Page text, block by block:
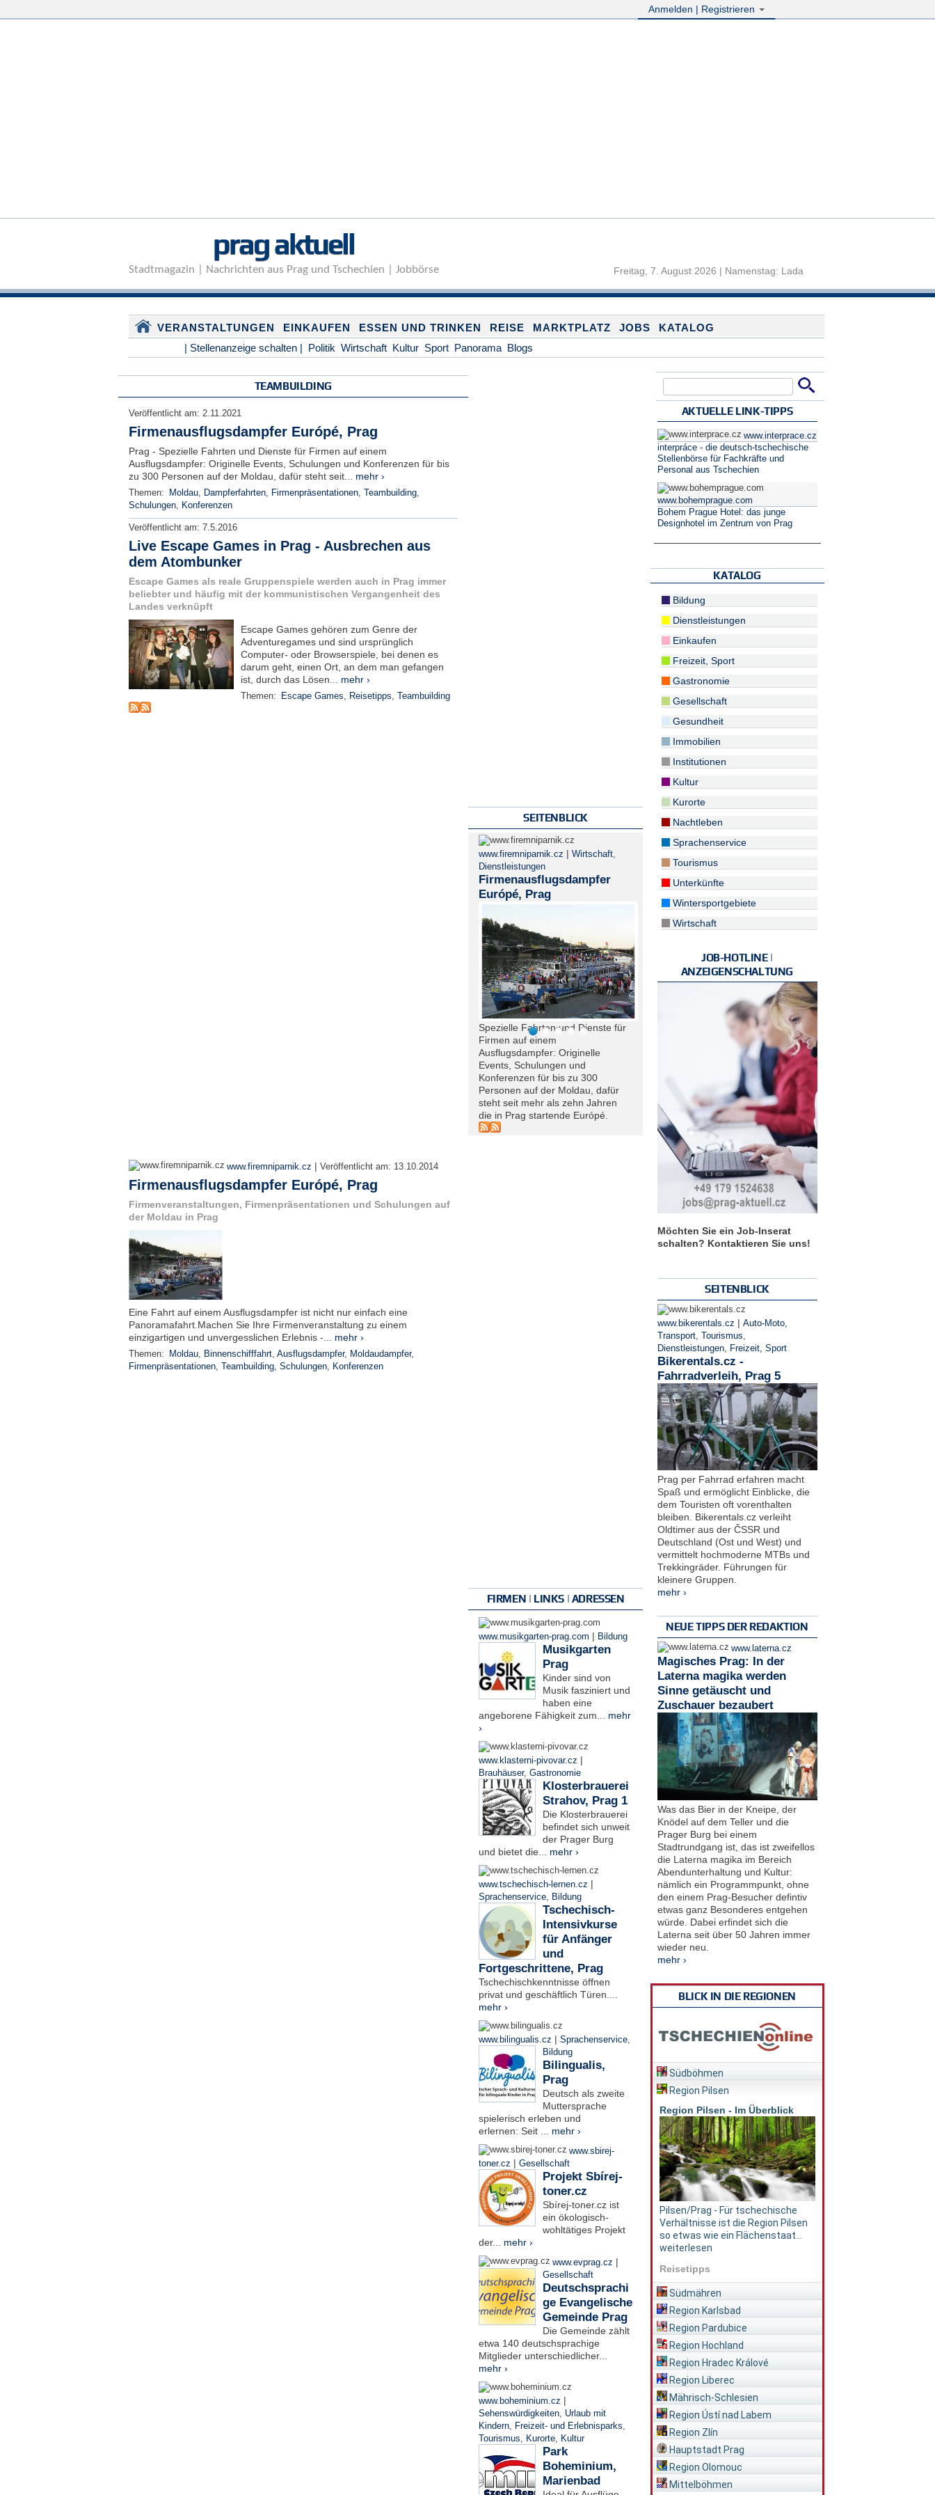
Anmelden | Registrieren
prag aktuell
Stadtmagazin | Nachrichten aus Prag und Tschechien | Jobbörse Freitag, 7. August 2026 | Namenstag: Lada
VERANSTALTUNGEN EINKAUFEN ESSEN UND TRINKEN REISE MARKTPLATZ JOBS
KATALOG
| Stellenanzeige schalten | Politik Wirtschaft Kultur Sport Panorama Blogs
TEAMBUILDING
Veröffentlicht am: 2.11.2021
Firmenausflugsdampfer Európé, Prag
Prag - Spezielle Fahrten und Dienste für Firmen auf einem
Ausflugsdampfer: Originelle Events, Schulungen und Konferenzen für bis
zu 300 Personen auf der Moldau, dafür steht seit... mehr ›
Themen: Moldau, Dampferfahrten, Firmenpräsentationen, Teambuilding,
Schulungen, Konferenzen
Veröffentlicht am: 7.5.2016
Live Escape Games in Prag - Ausbrechen aus
dem Atombunker
Escape Games als reale Gruppenspiele werden auch in Prag immer
beliebter und häufig mit der kommunistischen Vergangenheit des
Landes verknüpft
Escape Games gehören zum Genre der
Adventuregames und sind ursprünglich
Computer- oder Browserspiele, bei denen es
darum geht, einen Ort, an dem man gefangen
ist, durch das Lösen... mehr ›
Themen: Escape Games, Reisetipps, Teambuilding
www.firemniparnik.cz | Veröffentlicht am: 13.10.2014
Firmenausflugsdampfer Európé, Prag
Firmenveranstaltungen, Firmenpräsentationen und Schulungen auf
der Moldau in Prag
Eine Fahrt auf einem Ausflugsdampfer ist nicht nur einfach eine
Panoramafahrt.Machen Sie Ihre Firmenveranstaltung zu einem
einzigartigen und unvergesslichen Erlebnis -... mehr ›
Themen: Moldau, Binnenschifffahrt, Ausflugsdampfer, Moldaudampfer,
Firmenpräsentationen, Teambuilding, Schulungen, Konferenzen
SEITENBLICK
www.firemniparnik.cz | Wirtschaft,
Dienstleistungen
Firmenausflugsdampfer
Európé, Prag
Spezielle Fahrten und Dienste für
Firmen auf einem
Ausflugsdampfer: Originelle
Events, Schulungen und
Konferenzen für bis zu 300
Personen auf der Moldau, dafür
steht seit mehr als zehn Jahren
die in Prag startende Európé.
FIRMEN | LINKS | ADRESSEN
www.musikgarten-prag.com | Bildung
Musikgarten
Prag
Kinder sind von
Musik fasziniert und
haben eine
angeborene Fähigkeit zum... mehr
›
www.klasterni-pivovar.cz |
Brauhäuser, Gastronomie
Klosterbrauerei
Strahov, Prag 1
Die Klosterbrauerei
befindet sich unweit
der Prager Burg
und bietet die... mehr ›
www.tschechisch-lernen.cz |
Sprachenservice, Bildung
Tschechisch-
Intensivkurse
für Anfänger
und
Fortgeschrittene, Prag
Tschechischkenntnisse öffnen
privat und geschäftlich Türen....
mehr ›
www.bilingualis.cz | Sprachenservice,
Bildung
Bilingualis,
Prag
Deutsch als zweite
Muttersprache
spielerisch erleben und
erlernen: Seit ... mehr ›
www.sbirej-
toner.cz | Gesellschaft
Projekt Sbírej-
toner.cz
Sbírej-toner.cz ist
ein ökologisch-
wohltätiges Projekt
der... mehr ›
www.evprag.cz |
Gesellschaft
Deutschsprachi
ge Evangelische
Gemeinde Prag
Die Gemeinde zählt
etwa 140 deutschsprachige
Mitglieder unterschiedlicher...
mehr ›
www.boheminium.cz |
Sehenswürdigkeiten, Urlaub mit
Kindern, Freizeit- und Erlebnisparks,
Tourismus, Kurorte, Kultur
Park
Boheminium,
Marienbad
AKTUELLE LINK-TIPPS
www.interprace.cz
interpráce - die deutsch-tschechische
Stellenbörse für Fachkräfte und
Personal aus Tschechien
www.bohemprague.com
Bohem Prague Hotel: das junge
Designhotel im Zentrum von Prag
KATALOG
Bildung
Dienstleistungen
Einkaufen
Freizeit, Sport
Gastronomie
Gesellschaft
Gesundheit
Immobilien
Institutionen
Kultur
Kurorte
Nachtleben
Sprachenservice
Tourismus
Unterkünfte
Wintersportgebiete
Wirtschaft
JOB-HOTLINE |
ANZEIGENSCHALTUNG
Möchten Sie ein Job-Inserat
schalten? Kontaktieren Sie uns!
SEITENBLICK
www.bikerentals.cz | Auto-Moto,
Transport, Tourismus
Dienstleistungen, Freizeit, Sport
Bikerentals.cz -
Fahrradverleih, Prag 5
Prag per Fahrrad erfahren macht
Spaß und ermöglicht Einblicke, die
dem Touristen oft vorenthalten
bleiben. Bikerentals.cz verleiht
Oldtimer aus der ČSSR und
Deutschland (Ost und West) und
vermittelt hochmoderne MTBs und
Trekkingräder. Führungen für
kleinere Gruppen.
mehr ›
NEUE TIPPS DER REDAKTION
www.laterna.cz
Magisches Prag: In der
Laterna magika werden
Sinne getäuscht und
Zuschauer bezaubert
Was das Bier in der Kneipe, der
Knödel auf dem Teller und die
Prager Burg bei einem
Stadtrundgang ist, das ist zweifellos
die Laterna magika im Bereich
Abendunterhaltung und Kultur:
nämlich ein Programmpunkt, ohne
den einem Prag-Besucher defintiv
etwas ganz Besonderes entgehen
würde. Dabei erfindet sich die
Laterna seit über 50 Jahren immer
wieder neu.
mehr ›
BLICK IN DIE REGIONEN
Südböhmen
Region Pilsen
Region Pilsen - Im Überblick
Pilsen/Prag - Für tschechische
Verhältnisse ist die Region Pilsen
so etwas wie ein Flächenstaat...
weiterlesen
Reisetipps
Südmähren
Region Karlsbad
Region Pardubice
Region Hochland
Region Hradec Králové
Region Liberec
Mährisch-Schlesien
Region Ústí nad Labem
Region Zlín
Hauptstadt Prag
Region Olomouc
Mittelböhmen